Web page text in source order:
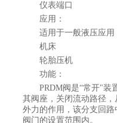
仪表端口
应用：
适用于一般液压应用
机床
轮胎压机
功能：
PRDM阀是“常开"装
其阀座，关闭流动路径
外力的作用，该分支回
阀门的设置范围内。